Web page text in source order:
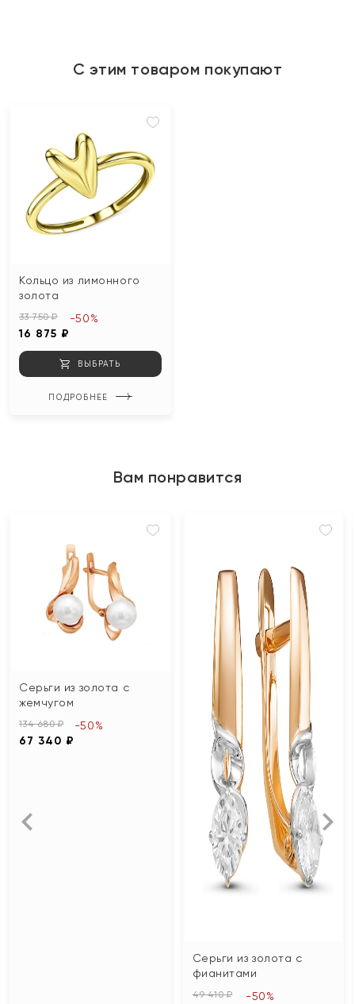
С этим товаром покупают
Кольцо из лимонного
золота
33 750 ₽
16 875 ₽
-50%
ВЫБРАТЬ
ПОДРОБНЕЕ
Вам понравится
Серьги из золота с
жемчугом
134 680 ₽
67 340 ₽
-50%
Серьги из золота с
фианитами
49 410 ₽ -50%